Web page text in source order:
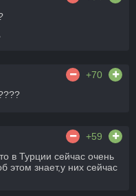
+70
+59
в Турции сейчас очень
этом знает,у них сейчас